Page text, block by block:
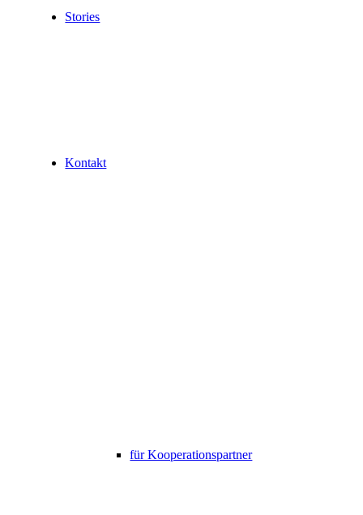
Stories
Kontakt
für Kooperationspartner